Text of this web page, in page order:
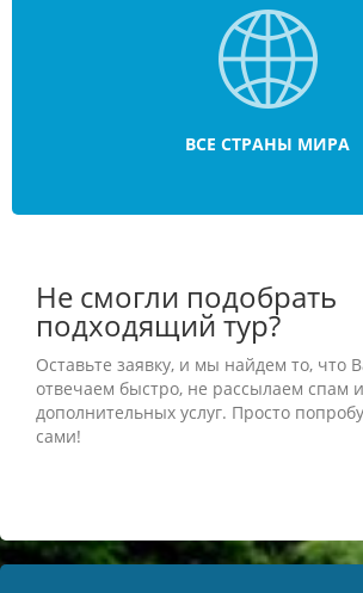
ВСЕ СТРАНЫ МИРА
Не смогли подобрать
подходящий тур?
Оставьте заявку, и мы найдем то, что
отвечаем быстро, не рассылаем спам
дополнительных услуг. Просто
сами!